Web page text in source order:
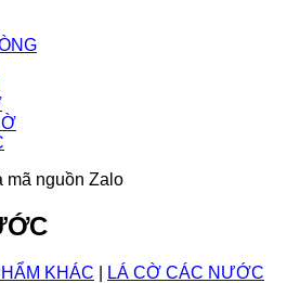
mã nguồn Zalo
KHÁC LÁ CỜ CÁC NƯỚC